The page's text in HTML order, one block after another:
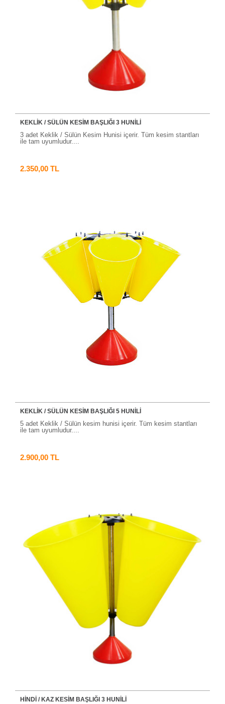
KEKLİK / SÜLÜN KESİM BAŞLIĞI 3 HUNİLİ
3 adet Keklik / Sülün Kesim Hunisi içerir. Tüm kesim stantları
ile tam uyumludur....
2.350,00 TL
KEKLİK / SÜLÜN KESİM BAŞLIĞI 5 HUNİLİ
5 adet Keklik / Sülün kesim hunisi içerir. Tüm kesim stantları
ile tam uyumludur....
2.900,00 TL
HİNDİ / KAZ KESİM BAŞLIĞI 3 HUNİLİ